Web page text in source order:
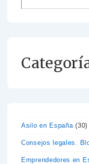
Asilo en España (30)
Consejos legales.
Emprendedores en